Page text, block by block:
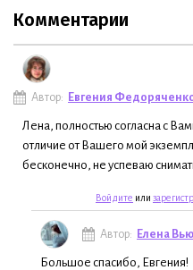
Комментарии
Автор: Евгения
Лена, полностью согласна с
отличие от Вашего мой
бесконечно, не успеваю
Войдите или
Автор: Елена
Большое спасибо, Евгения!